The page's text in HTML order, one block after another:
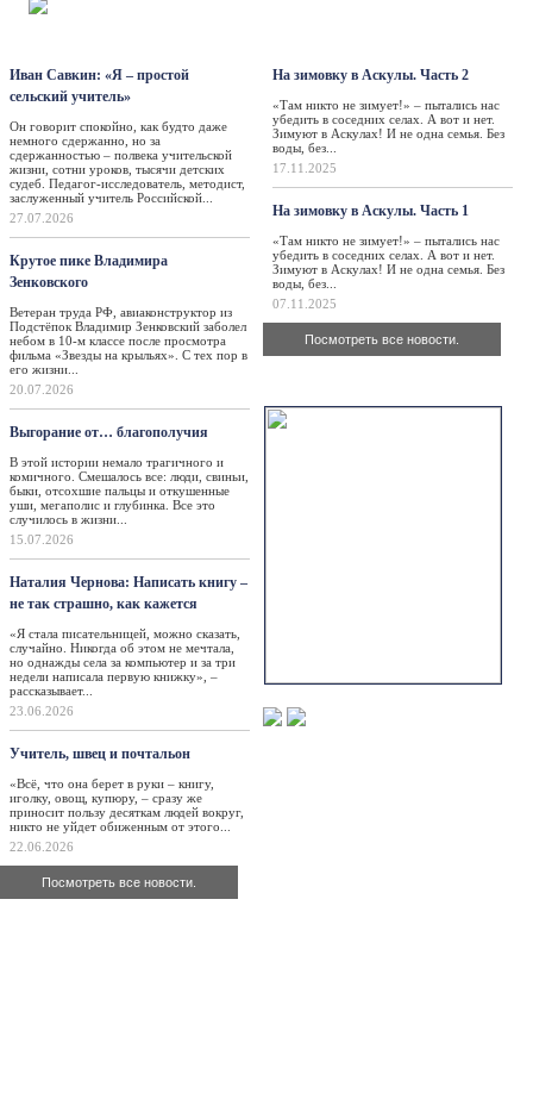
Иван Савкин: «Я – простой
сельский учитель»
Он говорит спокойно, как будто даже
немного сдержанно, но за
сдержанностью – полвека учительской
жизни, сотни уроков, тысячи детских
судеб. Педагог-исследователь, методист,
заслуженный учитель Российской...
27.07.2026
Крутое пике Владимира
Зенковского
Ветеран труда РФ, авиаконструктор из
Подстёпок Владимир Зенковский заболел
небом в 10-м классе после просмотра
фильма «Звезды на крыльях». С тех пор в
его жизни...
20.07.2026
Выгорание от… благополучия
В этой истории немало трагичного и
комичного. Смешалось все: люди, свиньи,
быки, отсохшие пальцы и откушенные
уши, мегаполис и глубинка. Все это
случилось в жизни...
15.07.2026
Наталия Чернова: Написать книгу –
не так страшно, как кажется
«Я стала писательницей, можно сказать,
случайно. Никогда об этом не мечтала,
но однажды села за компьютер и за три
недели написала первую книжку», –
рассказывает...
23.06.2026
Учитель, швец и почтальон
«Всё, что она берет в руки – книгу,
иголку, овощ, купюру, – сразу же
приносит пользу десяткам людей вокруг,
никто не уйдет обиженным от этого...
22.06.2026
Посмотреть все новости.
На зимовку в Аскулы. Часть 2
«Там никто не зимует!» – пытались нас
убедить в соседних селах. А вот и нет.
Зимуют в Аскулах! И не одна семья. Без
воды, без...
17.11.2025
На зимовку в Аскулы. Часть 1
«Там никто не зимует!» – пытались нас
убедить в соседних селах. А вот и нет.
Зимуют в Аскулах! И не одна семья. Без
воды, без...
07.11.2025
Посмотреть все новости.